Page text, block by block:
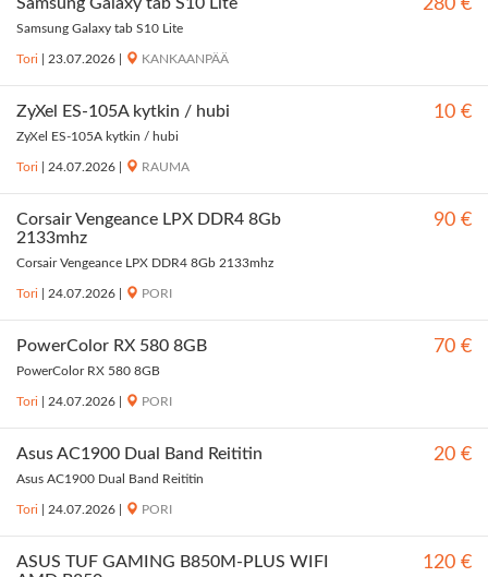
280 €
Samsung Galaxy tab S10 Lite
Tori 23.07.2026 KANKAANPÄÄ
ZyXel ES-105A kytkin / hubi 10 €
ZyXel ES-105A kytkin / hubi
Tori 24.07.2026 RAUMA
Corsair Vengeance LPX DDR4 8Gb
2133mhz
90 €
Corsair Vengeance LPX DDR4 8Gb 2133mhz
Tori 24.07.2026 PORI
PowerColor RX 580 8GB 70 €
PowerColor RX 580 8GB
Tori 24.07.2026 PORI
Asus AC1900 Dual Band Reititin 20 €
Asus AC1900 Dual Band Reititin
Tori 24.07.2026 PORI
ASUS TUF GAMING B850M-PLUS WIFI
120 €